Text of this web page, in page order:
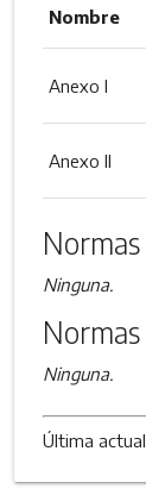
Nombre
Anexo I
Anexo II
Ninguna.
Ninguna.
Última